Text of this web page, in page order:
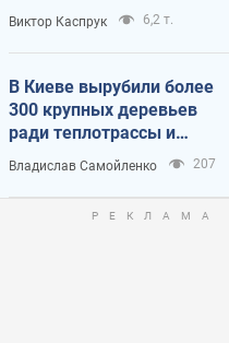
Виктор Каспрук 6,2 т.
В Киеве вырубили более
300 крупных деревьев
ради теплотрассы и
вопреки Генплану
Владислав Самойленко 207